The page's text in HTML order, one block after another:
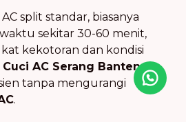
split standar, biasanya
sekitar 30-60 menit,
kekotoran dan kondisi
AC Serang Banten
tanpa mengurangi
.